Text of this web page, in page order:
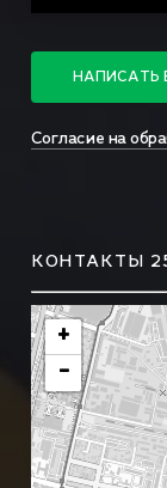
НА П ИСАТ Ь
Согласие на
КОНТАКТЫ
+
−